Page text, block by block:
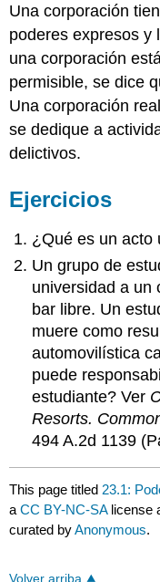
Una corporación
poderes expresos y
una corporación
permisible, se dice
Una corporación
se dedique a
delictivos.
Ejercicios
¿Qué es un acto
Un grupo de
universidad a un
bar libre. Un
muere como
automovilística
puede
estudiante? Ver
Resorts.
494 A.2d 1139
This page titled 23.1:
aCC BY-NC-SA license
curated byAnonymous.
Volver arriba